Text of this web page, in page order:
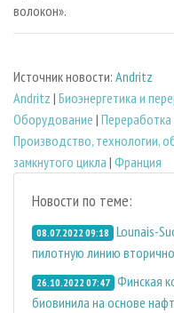
волокон».
Источник новости: Andritz
Andritz | Биoэнергетика и
Оборудование | Переработка
Производство, технологии,
замкнутого цикла | Франция
Новости по теме:
08.07.2022 09:18 Lounais-
пилотную линию
26.10.2022 07:47 Финская
биовинила на основе